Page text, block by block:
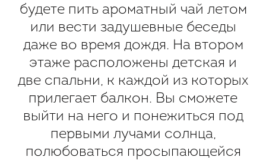
будете пить ароматный чай летом
или вести задушевные беседы
даже во время дождя. На втором
этаже расположены детская и
две спальни, к каждой из которых
прилегает балкон. Вы сможете
выйти на него и понежиться под
первыми лучами солнца,
полюбоваться просыпающейся